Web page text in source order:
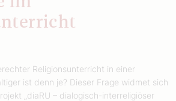
Religionsunterricht in einer
ist denn je? Dieser Frage widmet sich
„diaRU – dialogisch-interreligiöser